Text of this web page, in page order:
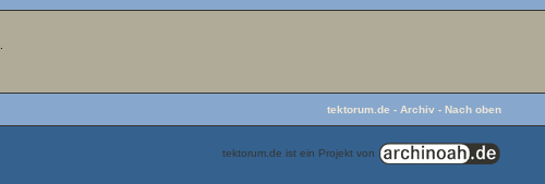
tektorum.de - Archiv - Nach oben
tektorum.de ist ein Projekt von